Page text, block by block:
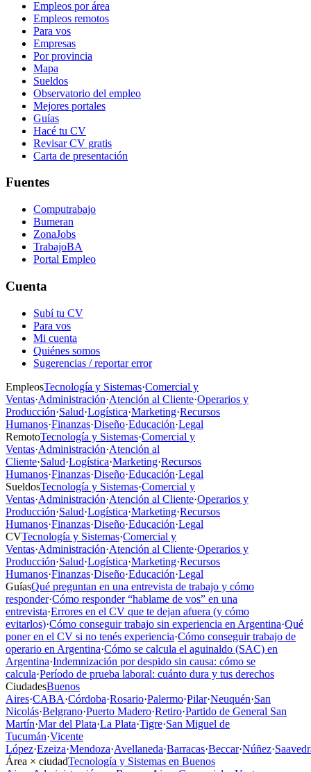
Empleos por área
Empleos remotos
Para vos
Empresas
Por provincia
Mapa
Sueldos
Observatorio del empleo
Mejores portales
Guías
Hacé tu CV
Revisar CV gratis
Carta de presentación
Fuentes
Computrabajo
Bumeran
ZonaJobs
TrabajoBA
Portal Empleo
Cuenta
Subí tu CV
Para vos
Mi cuenta
Quiénes somos
Sugerencias / reportar error
EmpleosTecnología y Sistemas·Comercial y
Ventas·Administración·Atención al Cliente·Operarios y
Producción·Salud·Logística·Marketing·Recursos
Humanos·Finanzas·Diseño·Educación·Legal
RemotoTecnología y Sistemas·Comercial y
Ventas·Administración·Atención al
Cliente·Salud·Logística·Marketing·Recursos
Humanos·Finanzas·Diseño·Educación·Legal
SueldosTecnología y Sistemas·Comercial y
Ventas·Administración·Atención al Cliente·Operarios y
Producción·Salud·Logística·Marketing·Recursos
Humanos·Finanzas·Diseño·Educación·Legal
CVTecnología y Sistemas·Comercial y
Ventas·Administración·Atención al Cliente·Operarios y
Producción·Salud·Logística·Marketing·Recursos
Humanos·Finanzas·Diseño·Educación·Legal
GuíasQué preguntan en una entrevista de trabajo y cómo
responder·Cómo responder “hablame de vos” en una
entrevista·Errores en el CV que te dejan afuera (y cómo
evitarlos)·Cómo conseguir trabajo sin experiencia en Argentina·Qué
poner en el CV si no tenés experiencia·Cómo conseguir trabajo de
operario en Argentina·Cómo se calcula el aguinaldo (SAC) en
Argentina·Indemnización por despido sin causa: cómo se
calcula·Período de prueba laboral: cuánto dura y tus derechos
CiudadesBuenos
Aires·CABA·Córdoba·Rosario·Palermo·Pilar·Neuquén·San
Nicolás·Belgrano·Puerto Madero·Retiro·Partido de General San
Martín·Mar del Plata·La Plata·Tigre·San Miguel de
Tucumán·Vicente
López·Ezeiza·Mendoza·Avellaneda·Barracas·Beccar·Núñez·
Área × ciudadTecnología y Sistemas en Buenos